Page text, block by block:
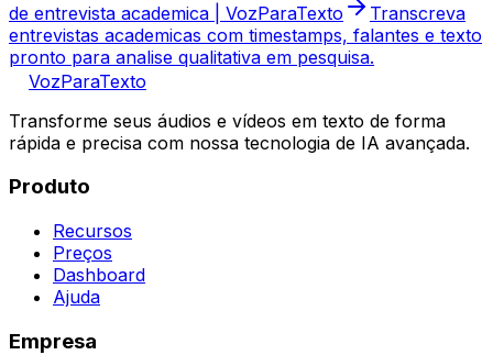
de entrevista academica | VozParaTexto
Transcreva
entrevistas academicas com timestamps, falantes e texto
pronto para analise qualitativa em pesquisa.
VozParaTexto
Transforme seus áudios e vídeos em texto de forma
rápida e precisa com nossa tecnologia de IA avançada.
Produto
Recursos
Preços
Dashboard
Ajuda
Empresa